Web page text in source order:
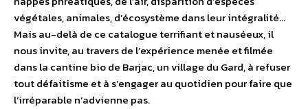
végétales, animales, d’écosystème dans leur intégralité…
Mais au-delà de ce catalogue terrifiant et nauséeux, il
nous invite, au travers de l’expérience menée et filmée
dans la cantine bio de Barjac, un village du Gard, à refuser
tout défaitisme et à s’engager au quotidien pour faire que
l’irréparable n’advienne pas.